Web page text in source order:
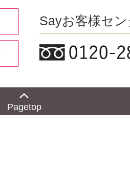
Sayお客様セ
Pagetop